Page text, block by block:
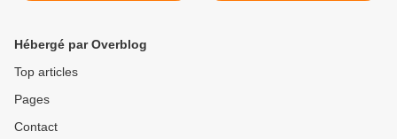
Hébergé par Overblog
Top articles
Pages
Contact